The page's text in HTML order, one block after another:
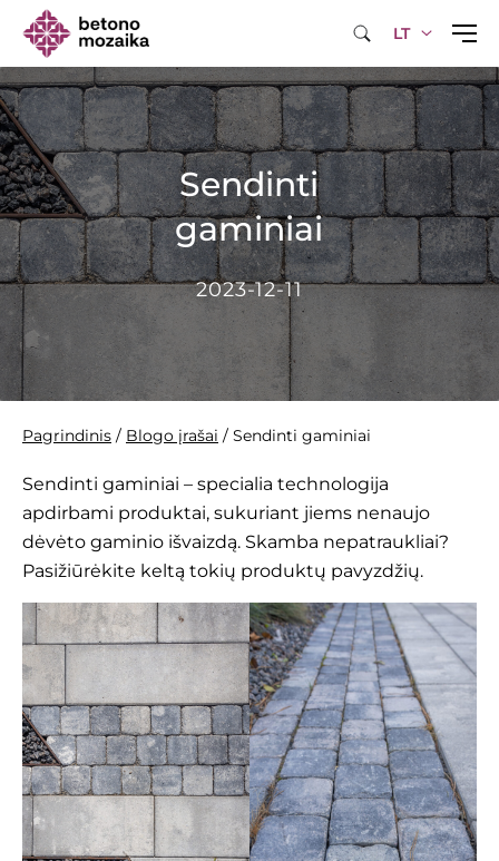
LT
Sendinti
gaminiai
2023-12-11
Pagrindinis / Blogo įrašai / Sendinti gaminiai
Sendinti gaminiai – specialia technologija
apdirbami produktai, sukuriant jiems nenaujo
dėvėto gaminio išvaizdą. Skamba nepatraukliai?
Pasižiūrėkite keltą tokių produktų pavyzdžių.